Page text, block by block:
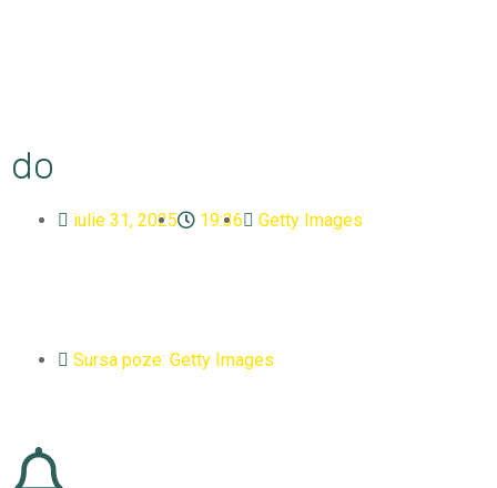
do
iulie 31, 2025 19:36 Getty Images
Sursa poze: Getty Images